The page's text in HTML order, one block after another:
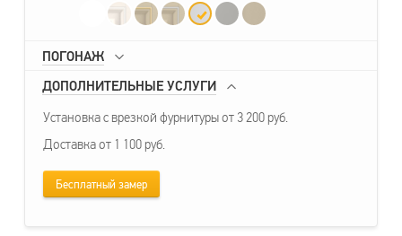
ПОГОНАЖ
ДОПОЛНИТЕЛЬНЫЕ УСЛУГИ
Установка с врезкой фурнитуры от 3 200 руб.
Доставка от 1 100 руб.
Бесплатный замер